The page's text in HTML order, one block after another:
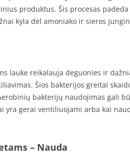
produktus. Šis procesas
kyla dėl amoniako ir sieros
lauke reikalauja deguonies ir
Šios bakterijos greitai
bakterijų naudojimas gali
yra gerai ventiliuojami arba kai
– Nauda